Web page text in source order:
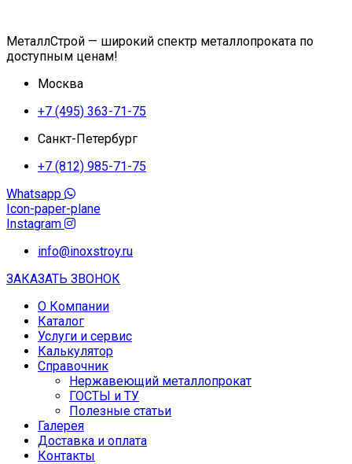
МеталлСтрой — широкий спектр металлопроката по
доступным ценам!
Москва
+7 (495) 363-71-75
Санкт-Петербург
+7 (812) 985-71-75
Whatsapp
Icon-paper-plane
Instagram
info@inoxstroy.ru
ЗАКАЗАТЬ ЗВОНОК
О Компании
Каталог
Услуги и сервис
Калькулятор
Справочник
Нержавеющий металлопрокат
ГОСТЫ и ТУ
Полезные статьи
Галерея
Доставка и оплата
Контакты